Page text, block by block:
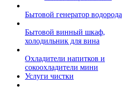
Бытовой генератор водорода
Бытовой винный шкаф,
холодильник для вина
Охладители напитков и
сокоохладители мини
Услуги чистки